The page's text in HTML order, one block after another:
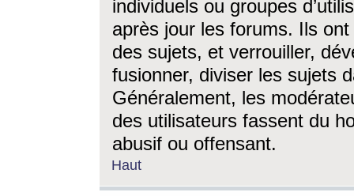
individuels ou groupes
après jour les forums. Ils ont
des sujets, et verrouiller,
fusionner, diviser les sujets
Généralement, les
des utilisateurs fassent du
abusif ou offensant.
Haut